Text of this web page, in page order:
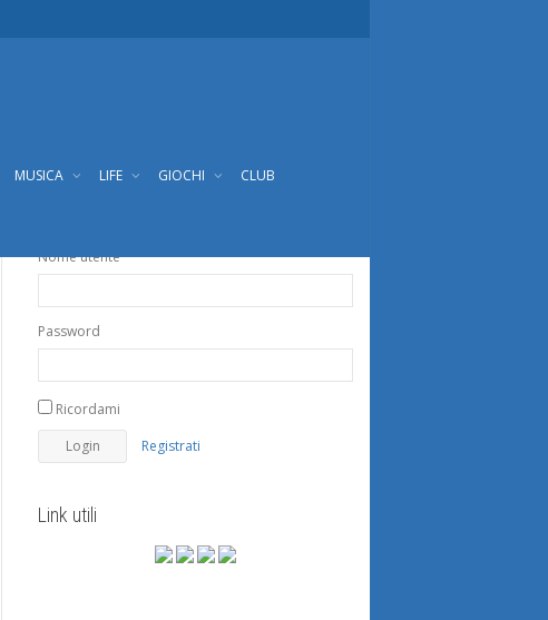
MUSICA LIFE GIOCHI CLUB
Nome utente
Password
Ricordami
Registrati
Link utili